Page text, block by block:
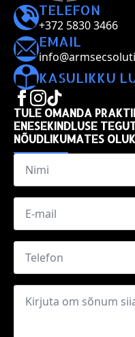
TELEFON
+372 5830 3466
EMAIL
KASULIKKU
TULE OMANDA
ENESEKINDLUSE
NÕUDLIKUMATES
Name
Email
Phone
Message